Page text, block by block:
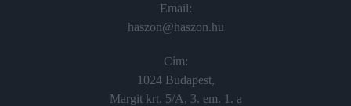
Email:
haszon@haszon.hu
Cím:
1024 Budapest,
Margit krt. 5/A, 3. em. 1. a